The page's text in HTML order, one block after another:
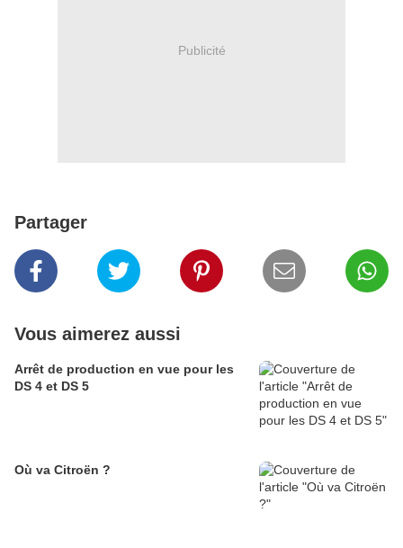
Publicité
Partager
Vous aimerez aussi
Arrêt de production en vue pour les
DS 4 et DS 5
Où va Citroën ?